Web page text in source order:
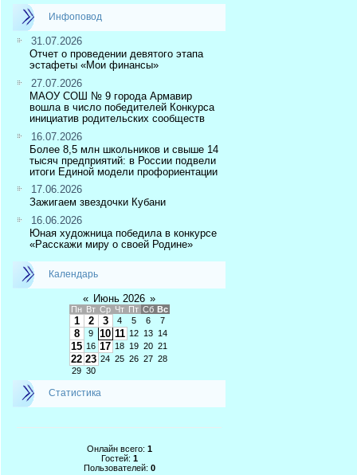
Инфоповод
31.07.2026
Отчет о проведении девятого этапа
эстафеты «Мои финансы»
27.07.2026
МАОУ СОШ № 9 города Армавир
вошла в число победителей Конкурса
инициатив родительских сообществ
16.07.2026
Более 8,5 млн школьников и свыше 14
тысяч предприятий: в России подвели
итоги Единой модели профориентации
17.06.2026
Зажигаем звездочки Кубани
16.06.2026
Юная художница победила в конкурсе
«Расскажи миру о своей Родине»
Календарь
« Июнь 2026 »
Пн Вт Ср Чт Пт Сб Вс
1 2 3 4 5 6 7
8 9 10 11 12 13 14
15 16 17 18 19 20 21
22 23 24 25 26 27 28
29 30
Статистика
Онлайн всего: 1
Гостей: 1
Пользователей: 0